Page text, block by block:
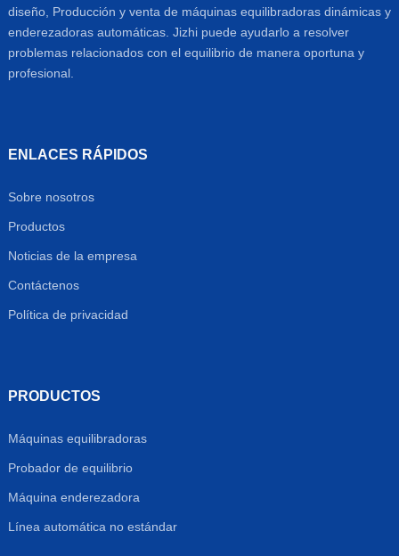
diseño, Producción y venta de máquinas equilibradoras dinámicas y
enderezadoras automáticas. Jizhi puede ayudarlo a resolver
problemas relacionados con el equilibrio de manera oportuna y
profesional.
ENLACES RÁPIDOS
Sobre nosotros
Productos
Noticias de la empresa
Contáctenos
Política de privacidad
PRODUCTOS
Máquinas equilibradoras
Probador de equilibrio
Máquina enderezadora
Línea automática no estándar